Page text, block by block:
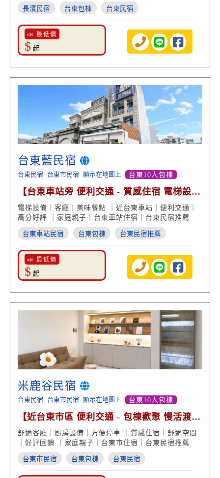
長濱民宿 台東包棟 台東民宿
📣 最低價
$ 起
台東藍民宿
台東民宿 台東市民宿 顯示在地圖上 台東10人包棟
【台東車站旁 便利交通 - 質感住宿 電梯設備
好評回饋】
電梯設備｜客廳｜美味餐點 ｜近台東車站｜便利交通｜
高分好評 ｜家庭親子｜台東車站住宿｜台東民宿推薦
台東車站民宿 台東包棟 台東民宿推薦
📣 最低價
$ 起
米鹿谷民宿
台東民宿 台東市民宿 顯示在地圖上 台東10人包棟
【近台東市區 便利交通 - 包棟歡聚 慢活渡
假】
舒適客廳｜廚房設備｜方便停車 ｜質感住宿｜舒適空間
｜好評回饋 ｜家庭親子｜台東市住宿｜台東民宿推薦
台東市民宿 台東包棟 台東民宿